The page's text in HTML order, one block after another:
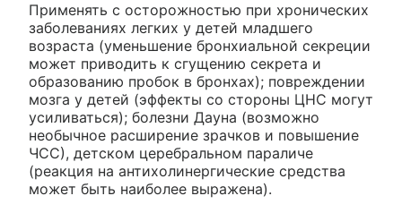
Применять с осторожностью при хронических
заболеваниях легких у детей младшего
возраста (уменьшение бронхиальной секреции
может приводить к сгущению секрета и
образованию пробок в бронхах); повреждении
мозга у детей (эффекты со стороны ЦНС могут
усиливаться); болезни Дауна (возможно
необычное расширение зрачков и повышение
ЧСС), детском церебральном параличе
(реакция на антихолинергические средства
может быть наиболее выражена).